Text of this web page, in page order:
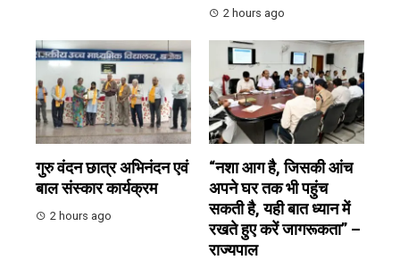
2 hours ago
गुरु वंदन छात्र अभिनंदन एवं
बाल संस्कार कार्यक्रम
2 hours ago
“नशा आग है, जिसकी आंच
अपने घर तक भी पहुंच
सकती है, यही बात ध्यान में
रखते हुए करें जागरूकता” –
राज्यपाल